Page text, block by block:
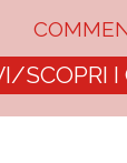
SCOPRI